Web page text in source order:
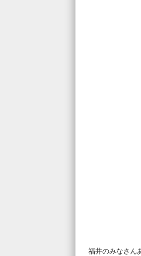
福井のみなさん